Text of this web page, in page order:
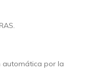
automática por la